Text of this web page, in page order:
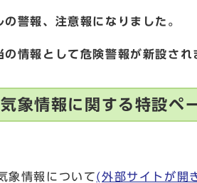
の警報、注意報になりました。
の情報として危険警報が新設され
象情報に関する特設ペ
象情報について(外部サイトが開